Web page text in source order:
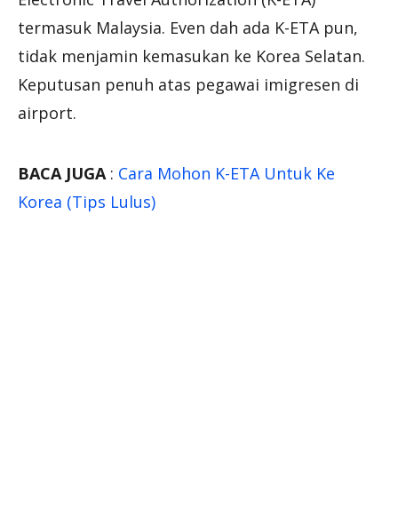
termasuk Malaysia. Even dah ada K-ETA pun,
tidak menjamin kemasukan ke Korea Selatan.
Keputusan penuh atas pegawai imigresen di
airport.
BACA JUGA: Cara Mohon K-ETA Untuk Ke
Korea (Tips Lulus)